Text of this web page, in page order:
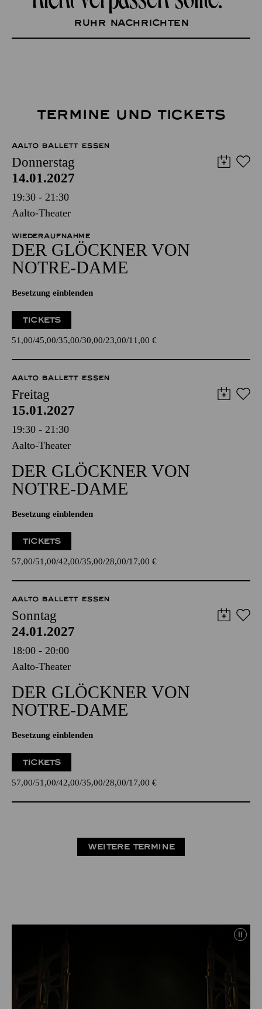
Ruhr Nachrichten
TERMINE UND TICKETS
AALTO BALLETT ESSEN
Donnerstag
14.01.2027
19:30 - 21:30
Aalto-Theater
WIEDERAUFNAHME
DER GLÖCKNER­ VON
NOTRE-DAME
Besetzung einblenden
TICKETS
51,00 45,00 35,00 30,00 23,00 11,00 €
AALTO BALLETT ESSEN
Freitag
15.01.2027
19:30 - 21:30
Aalto-Theater
DER GLÖCKNER­ VON
NOTRE-DAME
Besetzung einblenden
TICKETS
57,00 51,00 42,00 35,00 28,00 17,00 €
AALTO BALLETT ESSEN
Sonntag
24.01.2027
18:00 - 20:00
Aalto-Theater
DER GLÖCKNER­ VON
NOTRE-DAME
Besetzung einblenden
TICKETS
57,00 51,00 42,00 35,00 28,00 17,00 €
WEITERE TERMINE